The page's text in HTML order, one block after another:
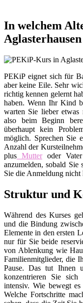
In welchem
Aglasterhausen
PEKiP eignet sich für
aber keine Eile. Sehr
richtig kennen gelernt
haben. Wenn Ihr Kind
warten Sie lieber
also beim Beginn
überhaupt kein
möglich. Sprechen Sie
Anzahl der
plus Mutteroder Vater
anzumelden, sobald Sie
Sie die Anmeldung
Struktur und
Während des Kurses
und die Bindung
Elemente in den ersten
nur für Sie beide
von Ablenkung wie
Familienmitglieder, die
Pause. Das tut Ihnen
konzentrieren Sie
intensiv. Wie bewegt
Welche Fortschritte